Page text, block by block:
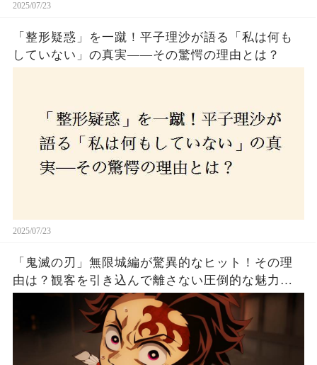
2025/07/23
「整形疑惑」を一蹴！平子理沙が語る「私は何も
していない」の真実——その驚愕の理由とは？
2025/07/23
「鬼滅の刃」無限城編が驚異的なヒット！その理
由は？観客を引き込んで離さない圧倒的な魅力と